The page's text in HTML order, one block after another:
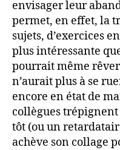
envisager leur
permet, en effet, la
sujets, d’exercices
plus intéressante
pourrait même
n’aurait plus à se
encore en état de
collègues
tôt (ou un
achève son collage